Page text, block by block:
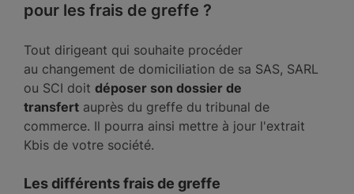
pour les frais de greffe ?
Tout dirigeant qui souhaite procéder
au changement de domiciliation de sa SAS, SARL
ou SCI doit déposer son dossier de
transfert auprès du greffe du tribunal de
commerce. Il pourra ainsi mettre à jour l'extrait
Kbis de votre société.
Les différents frais de greffe